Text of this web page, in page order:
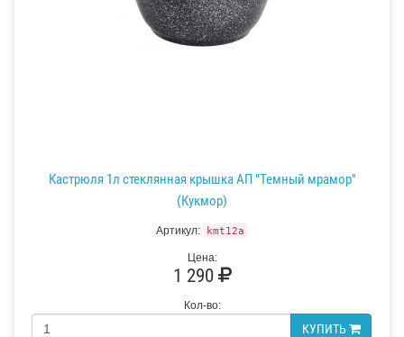
Кастрюля 1л стеклянная крышка АП "Темный мрамор"
(Кукмор)
Артикул: kmt12a
Цена:
1 290
Кол-во:
КУПИТЬ